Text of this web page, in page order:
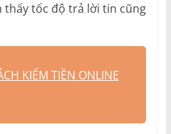
thấy tốc độ trả lời tin cũng
KIẾM TIỀN ONLINE